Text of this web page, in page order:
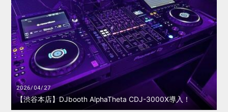
2026/04/27
【渋谷本店】DJbooth AlphaTheta CDJ-3000X導入！